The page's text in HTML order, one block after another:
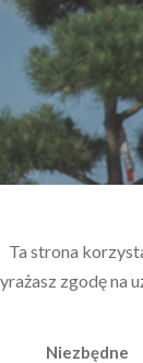
Ta strona
zgodę na
Niezbędne